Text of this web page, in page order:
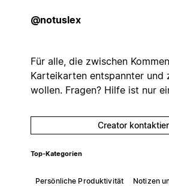
@notuslex
Für alle, die zwischen
Karteikarten entspannter und
wollen. Fragen? Hilfe ist nur
Creator
Top-Kategorien
Persönliche Produktivität Notizen